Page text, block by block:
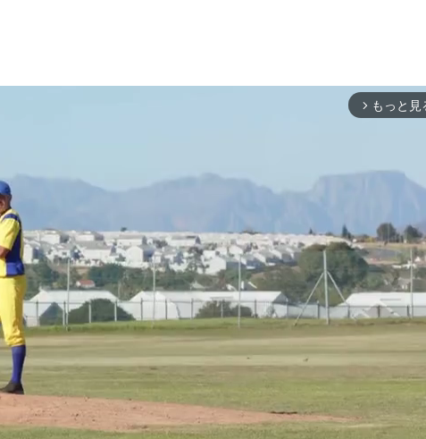
arrow_forward_ios もっと見